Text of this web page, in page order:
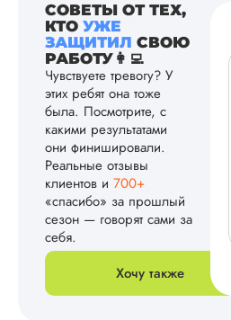
СОВЕТЫ ОТ ТЕХ,
КТО УЖЕ
ЗАЩИТИЛ СВОЮ
РАБОТУ👩‍💻
Чувствуете тревогу? У
этих ребят она тоже
была. Посмотрите, с
какими результатами
они финишировали.
Реальные отзывы
клиентов и 700+
«спасибо» за прошлый
сезон — говорят сами за
себя.
Хочу также